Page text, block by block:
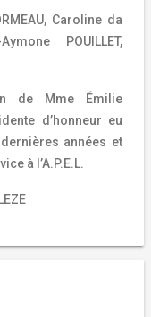
Caroline da
POUILLET,
de Mme Émilie
d’honneur eu
années et
à l’A.P.E.L.